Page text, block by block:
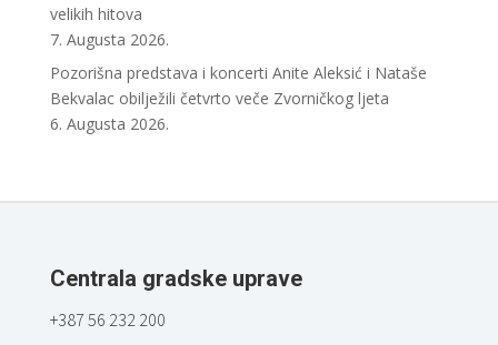
velikih hitova
7. Augusta 2026.
Pozorišna predstava i koncerti Anite Aleksić i Nataše
Bekvalac obilježili četvrto veče Zvorničkog ljeta
6. Augusta 2026.
Centrala gradske uprave
+387 56 232 200